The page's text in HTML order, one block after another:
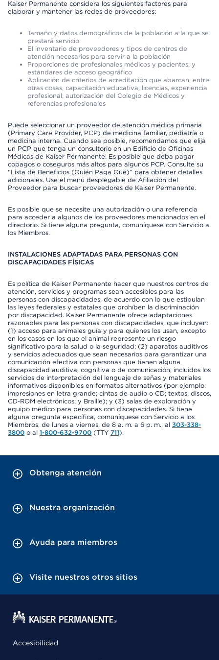
Kaiser Permanente considera los siguientes factores para
elaborar y mantener las redes de proveedores:
Tamaño y datos demográficos de la población a la que se
prestará servicio
El inventario de proveedores y tipos de centros de
atención necesarios para servir a la población
Proporciones de profesionales médicos y pacientes, y
estándares de acceso geográfico
Aplicación de criterios de acreditación que abarcan, entre
otras cosas, capacitación educativa, licencias, experiencia
profesional, autorización del Colegio de Médicos y
referencias profesionales
Puede seleccionar un proveedor de atención médica primaria
(Primary Care Provider, PCP) de medicina familiar, pediatría o
medicina interna. Cuando sea posible, recomendamos que elija
un PCP que tenga un consultorio en un Edificio de Oficinas
Médicas de Kaiser Permanente. Es posible que deba pagar
copagos o coseguros más altos para algunos PCP. Consulte su
“Lista de Beneficios (Quién Paga Qué)” para obtener detalles
adicionales. Use el menú desplegable de Afiliación del
Proveedor para buscar proveedores de Kaiser Permanente.
Es posible que se necesite una autorización o una referencia
para acceder a algunos de los proveedores mencionados en el
directorio. Si tiene alguna pregunta, comuníquese con Servicio a
los Miembros.
INSTALACIONES ADAPTADAS PARA PERSONAS CON
DISCAPACIDADES FÍSICAS
Es política de Kaiser Permanente hacer que nuestros centros de
atención, servicios y programas sean accesibles para las
personas con discapacidades, de acuerdo con lo que estipulan
las leyes federales y estatales que prohíben la discriminación
por discapacidad. Kaiser Permanente ofrece adaptaciones
razonables para las personas con discapacidades, que incluyen:
(1) acceso para animales guía y para quienes los usan, excepto
en los casos en los que el animal represente un riesgo
significativo para la salud o la seguridad; (2) aparatos auditivos
y servicios adecuados que sean necesarios para garantizar una
comunicación efectiva con personas que tienen alguna
discapacidad auditiva, cognitiva o de comunicación, incluidos los
servicios de interpretación del lenguaje de señas y materiales
informativos disponibles en formatos alternativos (por ejemplo:
impresiones en letra grande; cintas de audio o CD; textos, discos,
CD-ROM electrónicos; y Braille); y (3) salas de exploración y
equipo médico para personas con discapacidades. Si tiene
alguna pregunta específica, comuníquese con Servicio a los
Miembros, de lunes a viernes, de 8 a. m. a 6 p. m., al 303-338-
3800 o al 1-800-632-9700 (TTY 711).
Obtenga atención
Nuestra organización
Ayuda para miembros
Visite nuestros otros sitios
Accesibilidad